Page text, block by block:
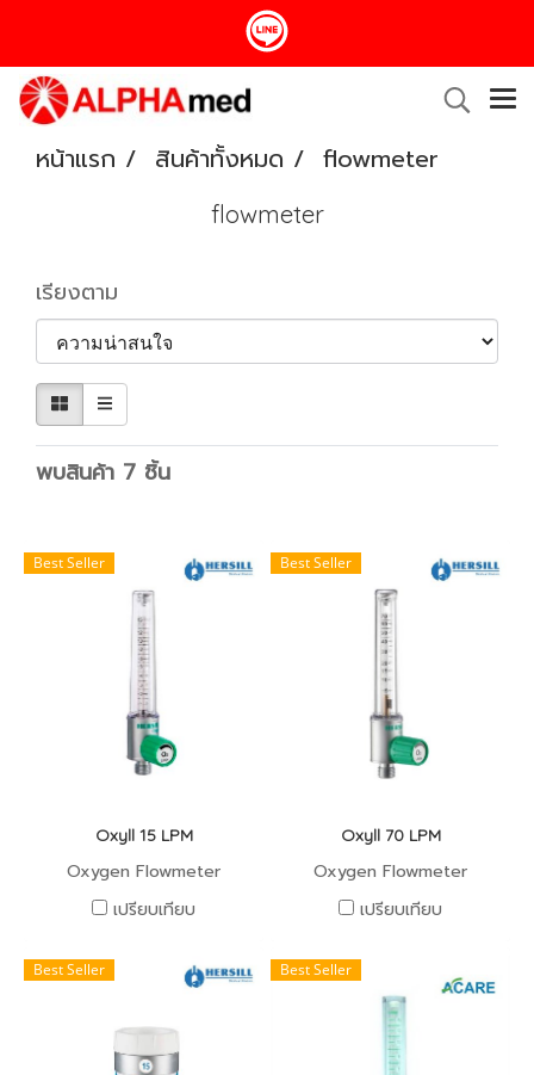
หน้าแรก สินค้าทั้งหมด flowmeter
flowmeter
เรียงตาม
พบสินค้า 7 ชิ้น
Best Seller
Oxyll 15 LPM
Oxygen Flowmeter
เปรียบเทียบ
Best Seller
Oxyll 70 LPM
Oxygen Flowmeter
เปรียบเทียบ
Best Seller Best Seller